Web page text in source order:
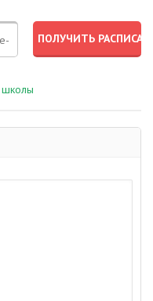
школы